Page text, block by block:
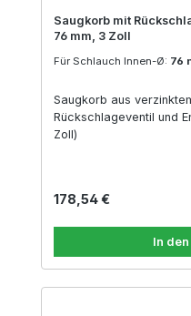
Saugkorb mit
76 mm, 3 Zoll
Für Schlauch Innen-Ø: 76
Saugkorb aus
Rückschlageventil und
Zoll)
Regulärer Preis:
178,54 €
In